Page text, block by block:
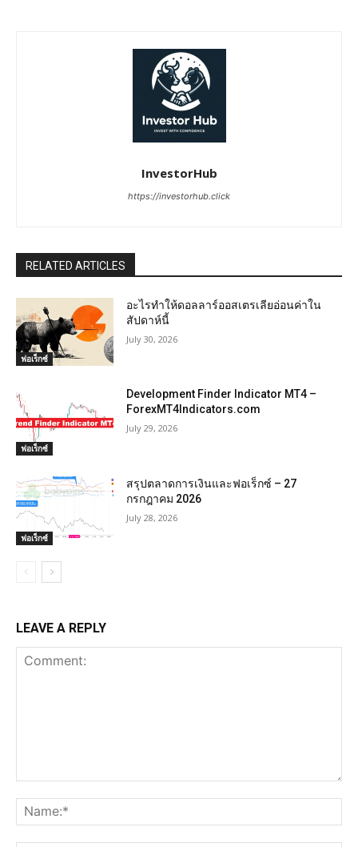
InvestorHub
https://investorhub.click
RELATED ARTICLES
ฟอเร็กซ์
อะไรทำให้ดอลลาร์ออสเตรเลียอ่อนค่าใน
สัปดาห์นี้
July 30, 2026
ฟอเร็กซ์
Development Finder Indicator MT4 –
ForexMT4Indicators.com
July 29, 2026
ฟอเร็กซ์
สรุปตลาดการเงินและฟอเร็กซ์ – 27
กรกฎาคม 2026
July 28, 2026
LEAVE A REPLY